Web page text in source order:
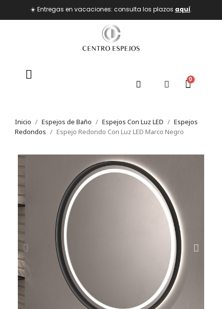
☀️ Entregas en vacaciones: consulta los plazos aquí.
Inicio Espejos de Baño Espejos Con Luz LED
Espejos
Redondos
Espejo Redondo Con Luz LED Marco Negro